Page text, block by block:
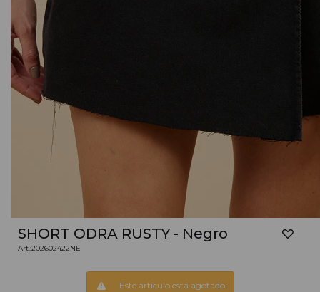
SHORT ODRA RUSTY - Negro
202602422NE
Este artículo está agotado.